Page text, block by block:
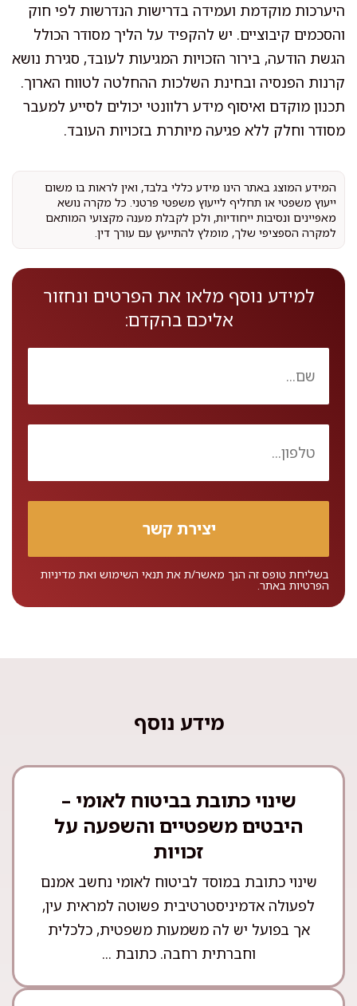
היערכות מוקדמת ועמידה בדרישות הנדרשות לפי חוק
והסכמים קיבוציים. יש להקפיד על הליך מסודר הכולל
הגשת הודעה, בירור הזכויות המגיעות לעובד, סגירת נושא
קרנות הפנסיה ובחינת השלכות ההחלטה לטווח הארוך.
תכנון מוקדם ואיסוף מידע רלוונטי יכולים לסייע למעבר
מסודר וחלק ללא פגיעה מיותרת בזכויות העובד.
המידע המוצג באתר הינו מידע כללי בלבד, ואין לראות בו משום
ייעוץ משפטי או תחליף לייעוץ משפטי פרטני. כל מקרה נושא
מאפיינים ונסיבות ייחודיות, ולכן לקבלת מענה מקצועי המותאם
למקרה הספציפי שלך, מומלץ להתייעץ עם עורך דין.
למידע נוסף מלאו את הפרטים ונחזור
אליכם בהקדם:
בשליחת טופס זה הנך מאשר/ת את תנאי השימוש ואת מדיניות
הפרטיות באתר.
מידע נוסף
שינוי כתובת בביטוח לאומי –
היבטים משפטיים והשפעה על
זכויות
שינוי כתובת במוסד לביטוח לאומי נחשב אמנם
לפעולה אדמיניסטרטיבית פשוטה למראית עין,
אך בפועל יש לה משמעות משפטית, כלכלית
וחברתית רחבה. כתובת ...